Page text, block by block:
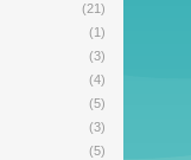
(21)
(1)
(3)
(4)
(5)
(3)
(5)